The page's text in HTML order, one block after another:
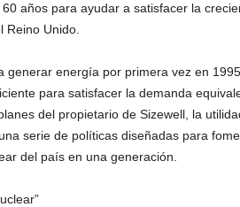
años para ayudar a satisfacer la
Reino Unido.
generar energía por primera vez en
para satisfacer la demanda
del propietario de Sizewell, la
serie de políticas diseñadas para
del país en una generación.